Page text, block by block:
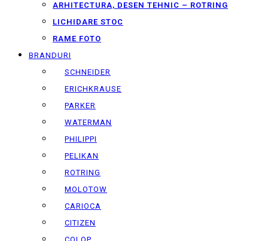
ARHITECTURA, DESEN TEHNIC – ROTRING
LICHIDARE STOC
RAME FOTO
BRANDURI
SCHNEIDER
ERICHKRAUSE
PARKER
WATERMAN
PHILIPPI
PELIKAN
ROTRING
MOLOTOW
CARIOCA
CITIZEN